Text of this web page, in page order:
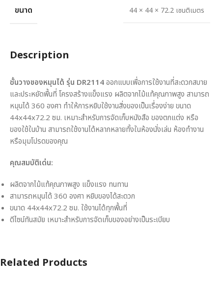
ขนาด 44 × 44 × 72.2 เซนติเมตร
Description
ชั้นวางของหมุนได้ รุ่น DR2114ออกแบบเพื่อการใช้งานที่สะดวกสบาย
และประหยัดพื้นที่ โครงสร้างแข็งแรง ผลิตจากไม้แท้คุณภาพสูง สามารถ
หมุนได้ 360 องศา ทำให้การหยิบใช้งานสิ่งของเป็นเรื่องง่าย ขนาด
44x44x72.2 ซม. เหมาะสำหรับการจัดเก็บหนังสือ ของตกแต่ง หรือ
ของใช้ในบ้าน สามารถใช้งานได้หลากหลายทั้งในห้องนั่งเล่น ห้องทำงาน
หรือมุมโปรดของคุณ
คุณสมบัติเด่น:
ผลิตจากไม้แท้คุณภาพสูง แข็งแรง ทนทาน
สามารถหมุนได้ 360 องศา หยิบของได้สะดวก
ขนาด 44x44x72.2 ซม. ใช้งานได้ทุกพื้นที่
ดีไซน์ทันสมัย เหมาะสำหรับการจัดเก็บของอย่างเป็นระเบียบ
Related Products